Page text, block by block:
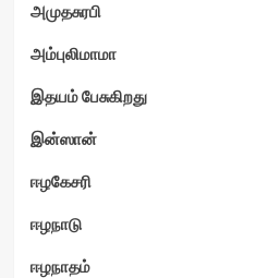
அமுதசுரபி
அம்புலிமாமா
இதயம் பேசுகிறது
இன்ஸான்
ஈழகேசரி
ஈழநாடு
ஈழநாதம்